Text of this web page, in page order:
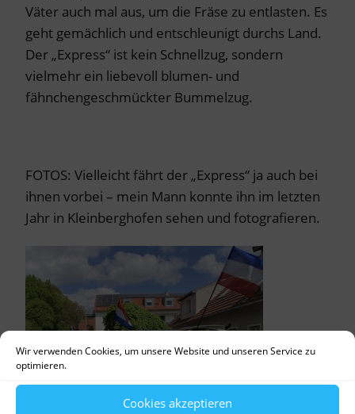
Wir verwenden Cookies, um unsere Website und unseren Service zu
optimieren.
Cookies akzeptieren
Väter auch mal aus, um die Fräse zu entlasten. Es
geht gemächlich und entschleunigt durchs Land.
Der „Express“ ist kein Schnellzug, sondern
vielmehr ein liebevoll blumen- und
fähnchengeschmückter Bummelzug.
FOTOS: Vielleicht fährt der „Express“ ja auch bei
ihnen vorbei – mein Mann konnte ihn im letzten
Jahr in Kleinberghofen sehen und fotografieren.